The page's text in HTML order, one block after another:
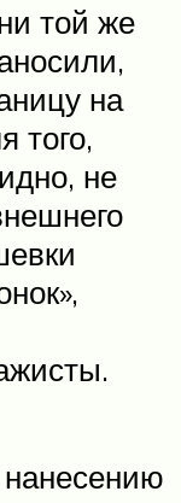
той же
на
того,
не
нанесению